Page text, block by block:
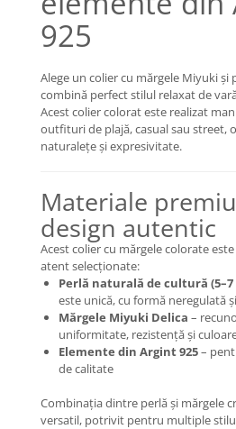
Coliere cu Cruce
Coliere cu Stea
Coliere cu Semilună
Coliere cu Zodii
Coliere cu Flori
Coliere Diverse
BRĂȚĂRI
BRĂȚĂRI CU ȘNUR REGLABIL
Brățări din Aur cu șnur reglabil
Brățări din Argint cu șnur reglabil
BRĂȚĂRI CU PIETRE SEMIPREȚIOASE
Brățări din Aur cu pietre
semiprețioase
Brățări din Argint cu pietre
semiprețioase
925
Alege un colier cu mărgele Miyuki și
combină perfect stilul relaxat de
Acest colier colorat este realizat
outfituri de plajă, casual sau street,
naturalețe și expresivitate.
Materiale
design autentic
Acest colier cu mărgele colorate
atent selecționate:
Perlă naturală de cultură
este unică, cu formă neregulată
Mărgele Miyuki Delica –
uniformitate, rezistență și
Elemente din Argint 925–
de calitate
Combinația dintre perlă și mărgele
versatil, potrivit pentru multiple